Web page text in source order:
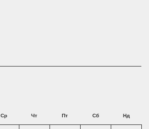
Ср Чт Пт Сб Нд